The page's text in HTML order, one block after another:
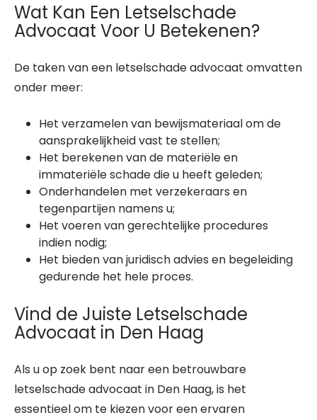
Wat Kan Een Letselschade
Advocaat Voor U Betekenen?
De taken van een letselschade advocaat omvatten
onder meer:
Het verzamelen van bewijsmateriaal om de
aansprakelijkheid vast te stellen;
Het berekenen van de materiële en
immateriële schade die u heeft geleden;
Onderhandelen met verzekeraars en
tegenpartijen namens u;
Het voeren van gerechtelijke procedures
indien nodig;
Het bieden van juridisch advies en begeleiding
gedurende het hele proces.
Vind de Juiste Letselschade
Advocaat in Den Haag
Als u op zoek bent naar een betrouwbare
letselschade advocaat in Den Haag, is het
essentieel om te kiezen voor een ervaren